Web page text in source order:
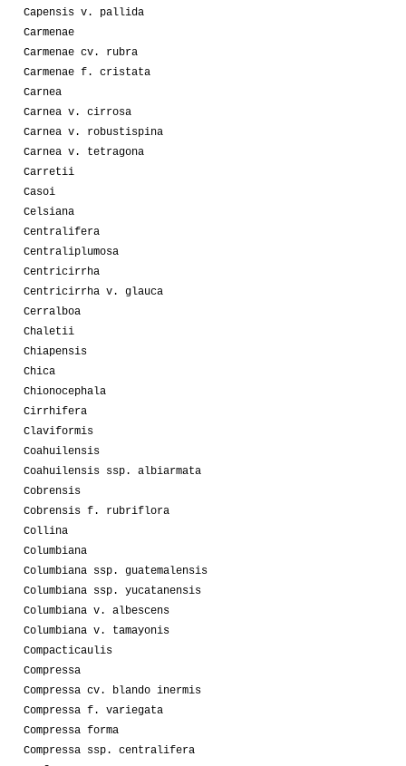
Capensis v. pallida
Carmenae
Carmenae cv. rubra
Carmenae f. cristata
Carnea
Carnea v. cirrosa
Carnea v. robustispina
Carnea v. tetragona
Carretii
Casoi
Celsiana
Centralifera
Centraliplumosa
Centricirrha
Centricirrha v. glauca
Cerralboa
Chaletii
Chiapensis
Chica
Chionocephala
Cirrhifera
Claviformis
Coahuilensis
Coahuilensis ssp. albiarmata
Cobrensis
Cobrensis f. rubriflora
Collina
Columbiana
Columbiana ssp. guatemalensis
Columbiana ssp. yucatanensis
Columbiana v. albescens
Columbiana v. tamayonis
Compacticaulis
Compressa
Compressa cv. blando inermis
Compressa f. variegata
Compressa forma
Compressa ssp. centralifera